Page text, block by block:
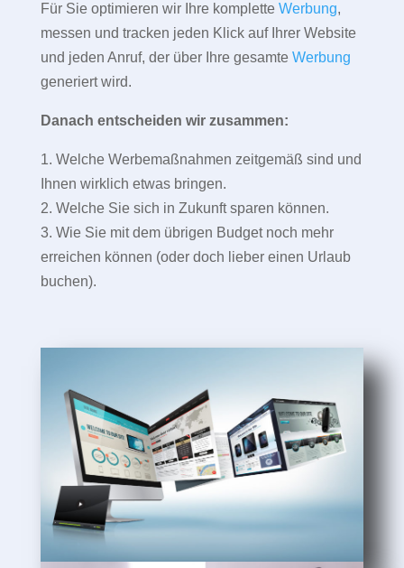
Für Sie optimieren wir Ihre komplette Werbung,
messen und tracken jeden Klick auf Ihrer Website
und jeden Anruf, der über Ihre gesamte Werbung
generiert wird.
Danach entscheiden wir zusammen:
1. Welche Werbemaßnahmen zeitgemäß sind und
Ihnen wirklich etwas bringen.
2. Welche Sie sich in Zukunft sparen können.
3. Wie Sie mit dem übrigen Budget noch mehr
erreichen können (oder doch lieber einen Urlaub
buchen).